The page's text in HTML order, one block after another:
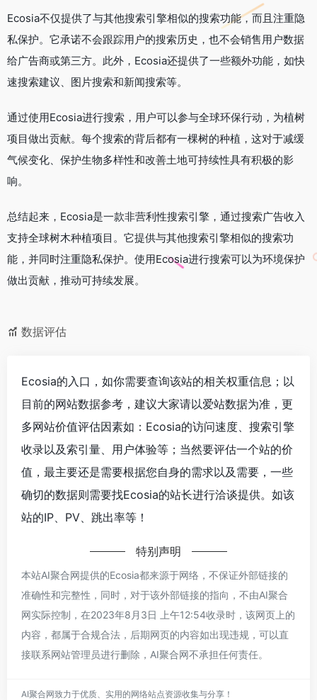
Ecosia不仅提供了与其他搜索引擎相似的搜索功能，而且注重隐
私保护。它承诺不会跟踪用户的搜索历史，也不会销售用户数据
给广告商或第三方。此外，Ecosia还提供了一些额外功能，如快
速搜索建议、图片搜索和新闻搜索等。
通过使用Ecosia进行搜索，用户可以参与全球环保行动，为植树
项目做出贡献。每个搜索的背后都有一棵树的种植，这对于减缓
气候变化、保护生物多样性和改善土地可持续性具有积极的影
响。
总结起来，Ecosia是一款非营利性搜索引擎，通过搜索广告收入
支持全球树木种植项目。它提供与其他搜索引擎相似的搜索功
能，并同时注重隐私保护。使用Ecosia进行搜索可以为环境保护
做出贡献，推动可持续发展。
数据评估
Ecosia的入口，如你需要查询该站的相关权重信息；以
目前的网站数据参考，建议大家请以爱站数据为准，更
多网站价值评估因素如：Ecosia的访问速度、搜索引擎
收录以及索引量、用户体验等；当然要评估一个站的价
值，最主要还是需要根据您自身的需求以及需要，一些
确切的数据则需要找Ecosia的站长进行洽谈提供。如该
站的IP、PV、跳出率等！
特别声明
本站AI聚合网提供的Ecosia都来源于网络，不保证外部链接的
准确性和完整性，同时，对于该外部链接的指向，不由AI聚合
网实际控制，在2023年8月3日 上午12:54收录时，该网页上的
内容，都属于合规合法，后期网页的内容如出现违规，可以直
接联系网站管理员进行删除，AI聚合网不承担任何责任。
AI聚合网致力于优质、实用的网络站点资源收集与分享！